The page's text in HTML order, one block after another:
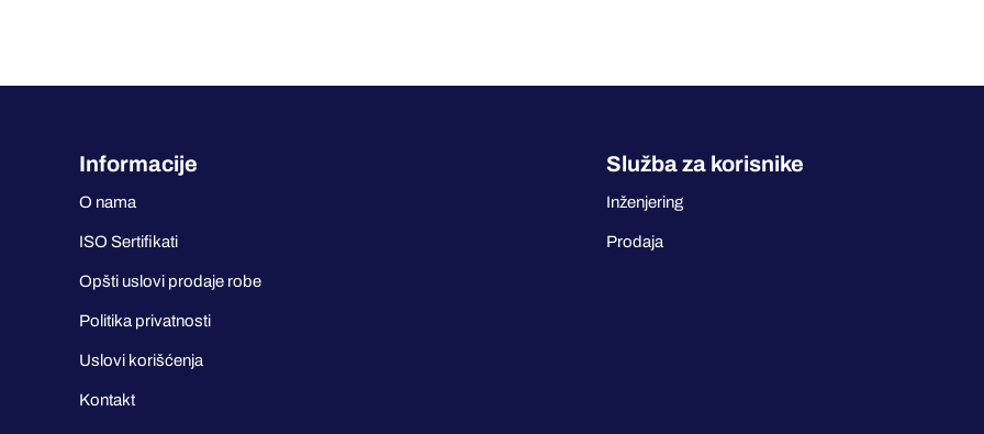
Informacije
O nama
ISO Sertifikati
Opšti uslovi prodaje robe
Politika privatnosti
Uslovi korišćenja
Kontakt
Služba za korisnike
Inženjering
Prodaja